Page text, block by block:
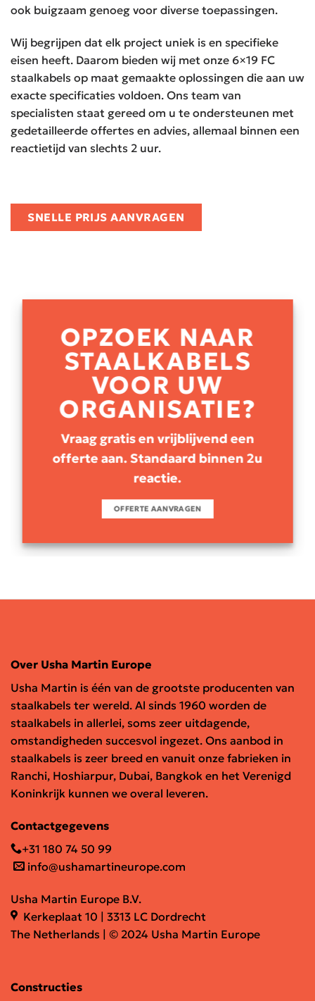
ook buigzaam genoeg voor diverse toepassingen.
Wij begrijpen dat elk project uniek is en specifieke
eisen heeft. Daarom bieden wij met onze 6×19 FC
staalkabels op maat gemaakte oplossingen die aan uw
exacte specificaties voldoen. Ons team van
specialisten staat gereed om u te ondersteunen met
gedetailleerde offertes en advies, allemaal binnen een
reactietijd van slechts 2 uur.
SNELLE PRIJS AANVRAGEN
OPZOEK NAAR
STAALKABELS
VOOR UW
ORGANISATIE?
Vraag gratis en vrijblijvend een
offerte aan. Standaard binnen 2u
reactie.
OFFERTE AANVRAGEN
Over Usha Martin Europe
Usha Martin is één van de grootste producenten van
staalkabels ter wereld. Al sinds 1960 worden de
staalkabels in allerlei, soms zeer uitdagende,
omstandigheden succesvol ingezet. Ons aanbod in
staalkabels is zeer breed en vanuit onze fabrieken in
Ranchi, Hoshiarpur, Dubai, Bangkok en het Verenigd
Koninkrijk kunnen we overal leveren.
Contactgegevens
+31 180 74 50 99
info@ushamartineurope.com
Usha Martin Europe B.V.
Kerkeplaat 10 | 3313 LC Dordrecht
The Netherlands | © 2024 Usha Martin Europe
Constructies